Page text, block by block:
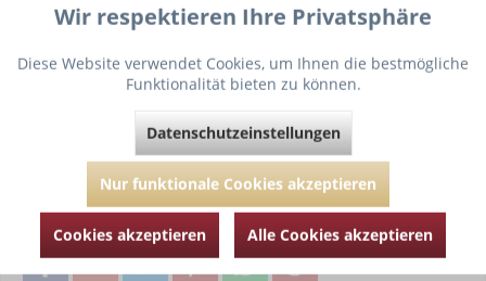
In denWarenkorb
Fragen zum Artikel?
Artikel-Nr.: MJS100-2916-NoirRayure-75-F
Wir respektieren Ihre Privatsphäre
Diese Website verwendet Cookies, um Ihnen die bestmögliche
Funktionalität bieten zu können.
Datenschutzeinstellungen
Nur funktionale Cookies akzeptieren
Cookies akzeptieren Alle Cookies akzeptieren